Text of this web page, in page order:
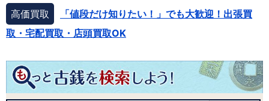
高価買取
「値段だけ知りたい！」でも大歓迎！出張買
取・宅配買取・店頭買取OK